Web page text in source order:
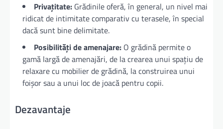
Privațitate: Grădinile oferă, în general, un nivel mai
ridicat de intimitate comparativ cu terasele, în special
dacă sunt bine delimitate.
Posibilități de amenajare: O grădină permite o
gamă largă de amenajări, de la crearea unui spațiu de
relaxare cu mobilier de grădină, la construirea unui
foișor sau a unui loc de joacă pentru copii.
Dezavantaje